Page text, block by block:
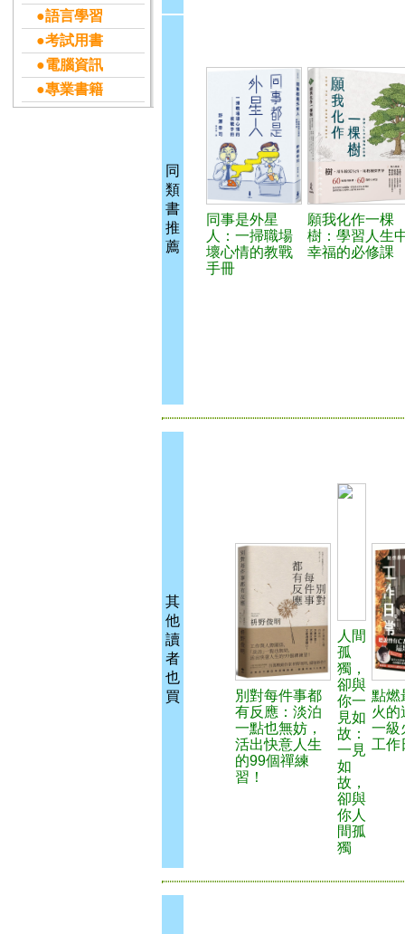
●語言學習
●考試用書
●電腦資訊
●專業書籍
同
類
書
推
薦
同事是外星
人：一掃職場
壞心情的教戰
手冊
願我化作一棵
樹：學習人生
幸福的必修課
其
他
讀
者
也
買
別對每件事都
有反應：淡泊
一點也無妨，
活出快意人生
的99個禪練
習！
人間
孤
獨，
卻與
你一
見如
故：
一見
如
故，
卻與
你人
間孤
獨
點燃
火的
一級
工作